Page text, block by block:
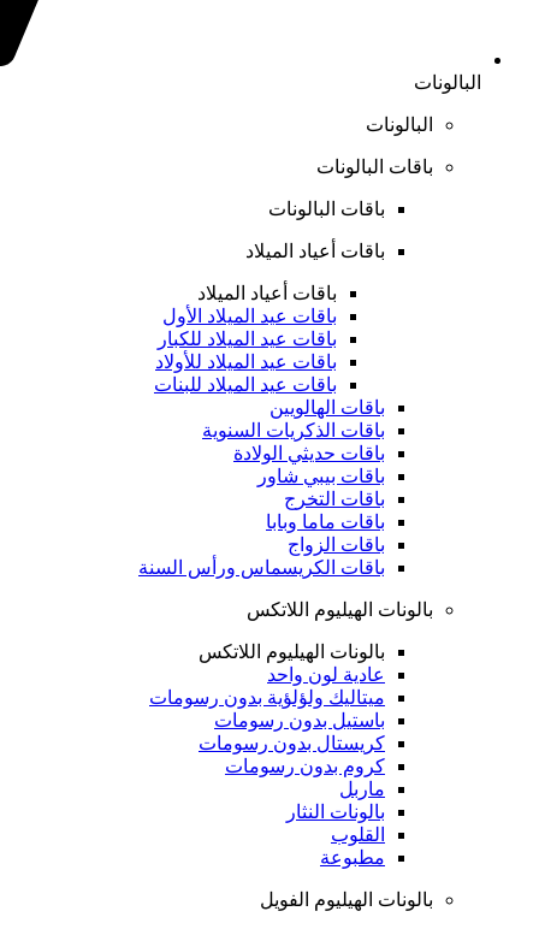
البالونات
البالونات
باقات البالونات
باقات البالونات
باقات أعياد الميلاد
باقات أعياد الميلاد
باقات عيد الميلاد الأول
باقات عيد الميلاد للكبار
باقات عيد الميلاد للأولاد
باقات عيد الميلاد للبنات
باقات الهالويين
باقات الذكريات السنوية
باقات حديثي الولادة
باقات بيبي شاور
باقات التخرج
باقات ماما وبابا
باقات الزواج
باقات الكريسماس ورأس السنة
بالونات الهيليوم اللاتكس
بالونات الهيليوم اللاتكس
عادية لون واحد
ميتاليك ولؤلؤية بدون رسومات
باستيل بدون رسومات
كريستال بدون رسومات
كروم بدون رسومات
ماربل
بالونات النثار
القلوب
مطبوعة
بالونات الهيليوم الفويل